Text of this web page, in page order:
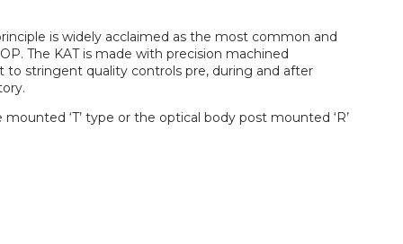
is widely acclaimed as the most common and
The KAT is made with precision machined
stringent quality controls pre, during and after
‘T’ type or the optical body post mounted ‘R’